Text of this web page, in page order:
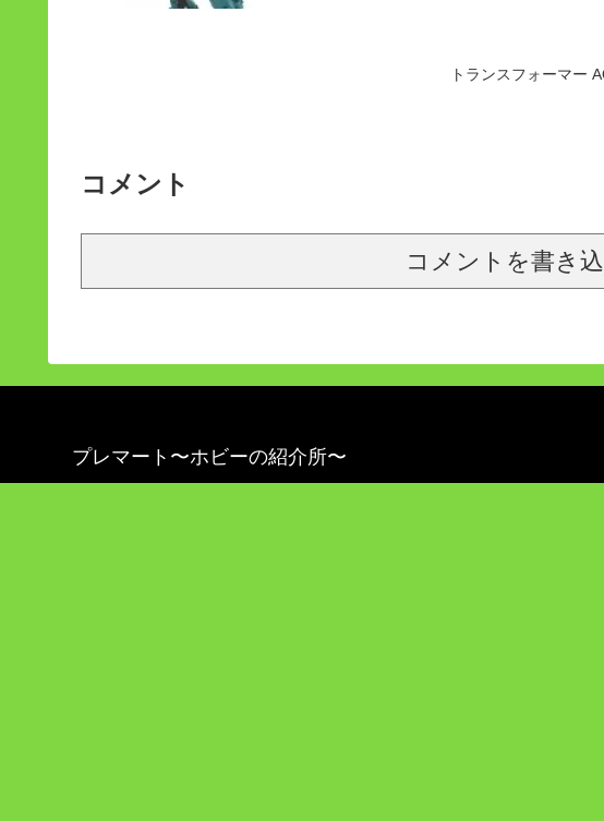
トランスフォーマー
コメント
コメントを書き
プレマート〜ホビーの紹介所〜